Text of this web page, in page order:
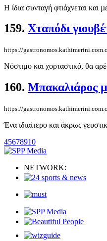
Η ίδια συνταγή φτιάχνεται και
159. Χταπόδι
https://
Νόστιμο και χορταστικό, θα
160. Μπακαλιάρος
https://
Ένα ιδιαίτερο και άκρως
45678910
NETWORK: